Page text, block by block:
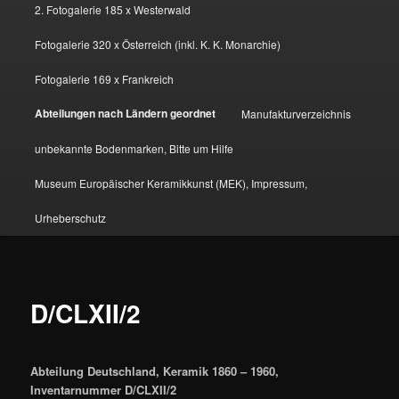
2. Fotogalerie 185 x Westerwald
Fotogalerie 320 x Österreich (inkl. K. K. Monarchie)
Fotogalerie 169 x Frankreich
Abteilungen nach Ländern geordnet Manufakturverzeichnis
unbekannte Bodenmarken, Bitte um Hilfe
Museum Europäischer Keramikkunst (MEK), Impressum,
Urheberschutz
D/CLXII/2
Abteilung Deutschland, Keramik 1860 – 1960,
Inventarnummer D/CLXII/2